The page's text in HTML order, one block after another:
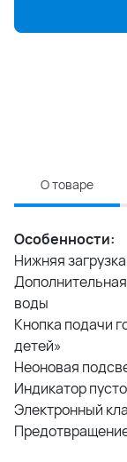
О товаре
Особенности:
Нижняя
воды
Кнопка подачи
детей»
Неоновая
Индикатор
Электронный